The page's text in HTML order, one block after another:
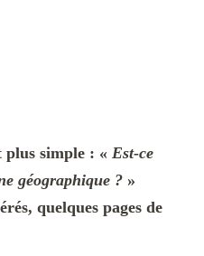
plus simple : « Est-ce
géographique ? »
quelques pages de